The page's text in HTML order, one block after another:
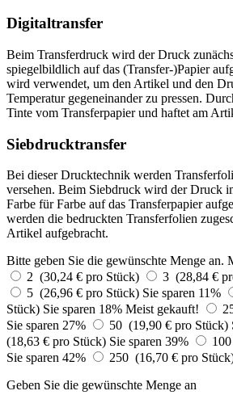
Digitaltransfer
Beim Transferdruck wird der Druck
spiegelbildlich auf das (Transfer-)Papier
wird verwendet, um den Artikel und den
Temperatur gegeneinander zu pressen.
Tinte vom Transferpapier und haftet am
Siebdrucktransfer
Bei dieser Drucktechnik werden
versehen. Beim Siebdruck wird der Druck
Farbe für Farbe auf das Transferpapier
werden die bedruckten Transferfolien
Artikel aufgebracht.
Bitte geben Sie die gewünschte Menge an.
2 (30,24 € pro Stück)
3 (28,84 €
5 (26,96 € pro Stück) Sie sparen 11%
Stück) Sie sparen 18% Meist gekauft!
Sie sparen 27%
50 (19,90 € pro Stück)
(18,63 € pro Stück) Sie sparen 39%
Sie sparen 42%
250 (16,70 € pro
Geben Sie die gewünschte Menge an